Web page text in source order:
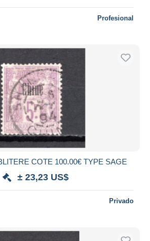
Profesional
COTE 100.00€ TYPE SAGE
± 23,23 US$
Privado